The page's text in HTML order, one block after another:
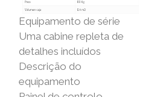
Equipamento de série
Uma cabine repleta de
detalhes incluídos
Descrição do
equipamento